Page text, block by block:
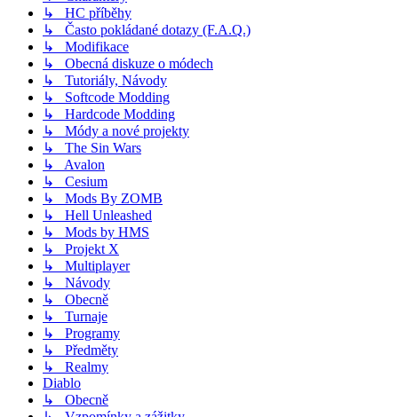
↳ HC příběhy
↳ Často pokládané dotazy (F.A.Q.)
↳ Modifikace
↳ Obecná diskuze o módech
↳ Tutoriály, Návody
↳ Softcode Modding
↳ Hardcode Modding
↳ Módy a nové projekty
↳ The Sin Wars
↳ Avalon
↳ Cesium
↳ Mods By ZOMB
↳ Hell Unleashed
↳ Mods by HMS
↳ Projekt X
↳ Multiplayer
↳ Návody
↳ Obecně
↳ Turnaje
↳ Programy
↳ Předměty
↳ Realmy
Diablo
↳ Obecně